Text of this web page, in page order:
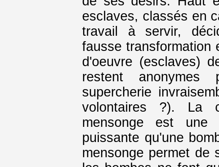
esclaves, classés en
travail à servir,
fausse transformation
d'oeuvre (esclaves)
restent
supercherie
volontaires ?). La
mensonge est une
puissante qu'une
mensonge permet de